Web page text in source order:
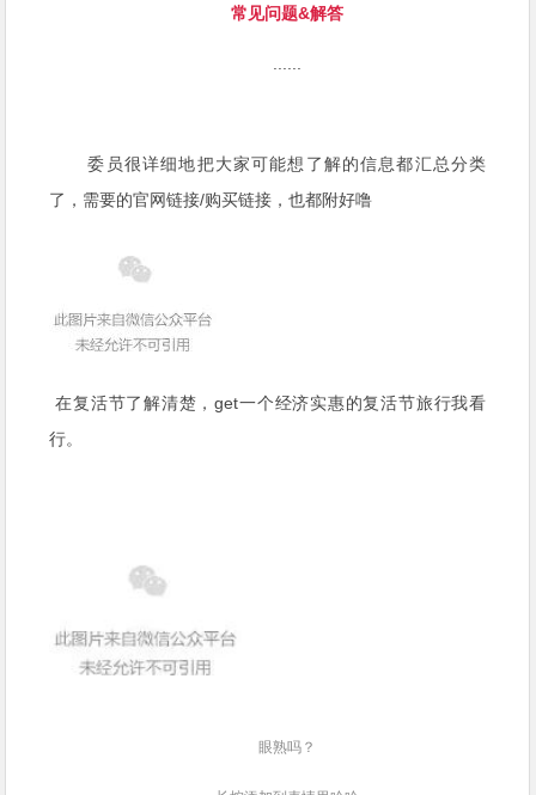
常见问题&解答
委员很详细地把大家可能想了解的信息都汇总分类
了，需要的官网链接/购买链接，也都附好噜
在复活节了解清楚，get一个经济实惠的复活节旅行我看
行。
眼熟吗？